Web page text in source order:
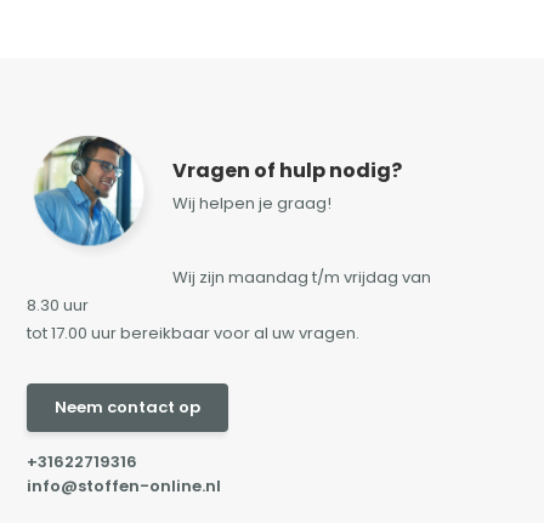
Vragen of hulp nodig?
Wij helpen je graag!
Wij zijn maandag t/m vrijdag van
8.30 uur
tot 17.00 uur bereikbaar voor al uw vragen.
Neem contact op
+31622719316
info@stoffen-online.nl